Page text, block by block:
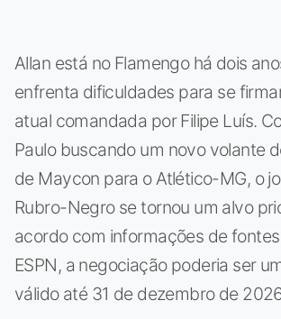
Allan está no Flamengo há dois
enfrenta dificuldades para se
atual comandada por Filipe Luís.
Paulo buscando um novo volante
de Maycon para o Atlético-MG, o
Rubro-Negro se tornou um alvo
acordo com informações de
ESPN, a negociação poderia ser
válido até 31 de dezembro de